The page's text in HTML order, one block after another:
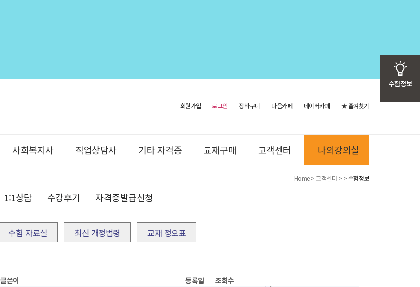
회원가입 로그인 장바구니 다음카페 네이버카페 ★ 즐겨찾기
사회복지사 직업상담사 기타 자격증 교재구매 고객센터 나의강의실
수험정보
Home > 고객센터 > >수험정보
1:1상담 수강후기 자격증발급신청
수험 자료실 최신 개정법령 교재 정오표
글쓴이 등록일
조회수